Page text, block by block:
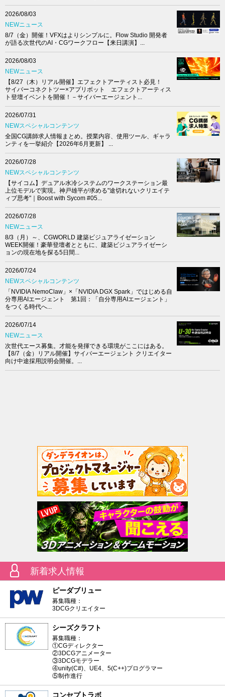
2026/08/03
NEWニュース
8/7（金）開催！VFXはよりシンプルに。Flow Studio 開発者
が語る次世代のAI・CGワークフロー【来日講演】...
2026/08/03
NEWニュース
【8/27（木）リアル開催】エフェクトアーティスト必見！
サイバーコネクトツー×アプリボット エフェクトアーティス
ト登壇イベントを開催！－サイバーエージェント...
2026/07/31
NEWスペシャルコンテンツ
全国CG講師求人情報まとめ。授業内容、使用ツール、ギャラ
ンティを一挙紹介【2026年6月更新】 ...
2026/07/28
NEWスペシャルコンテンツ
【サイコム】デュアル水冷システムのワークステーション最
上位モデルで実現。神戸雄平が求める"途切れないクリエイテ
ィブ思考"｜Boost with Sycom #05...
2026/07/28
NEWニュース
8/3（月）～、CGWORLD 建築ビジュアライゼーション
WEEK開催！豪華登壇者とともに、建築ビジュアライゼーシ
ョンの現在地を探る5日間...
2026/07/24
NEWスペシャルコンテンツ
「NVIDIA NemoClaw」×「NVIDIA DGX Spark」ではじめる自
分専用AIエージェント 第1回：「自分専用AIエージェント」
をつくる時代へ...
2026/07/14
NEWニュース
次世代エース募集。才能を発揮できる環境がここにはある。
【8/7（金）リアル開催】サイバーエージェント クリエイター
向け中途採用説明会開催。...
新着求人情報
ピーダブリュー
募集職種：
3DCGクリエイター
シーズクラフト
募集職種：
①CGディレクター
②3DCGアニメーター
③3DCGモデラー
④unity(C#)、UE4、5(C++)プログラマー
⑤制作進行
コンセプトラボ